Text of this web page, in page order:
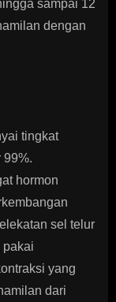
sampai 12
dengan
tingkat
99%.
hormon
sel telur
pakai
yang
dari